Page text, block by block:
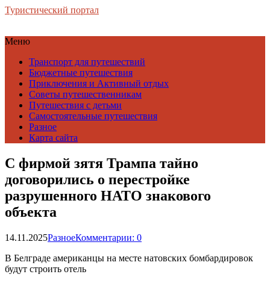
Туристический портал
Меню
Транспорт для путешествий
Бюджетные путешествия
Приключения и Активный отдых
Советы путешественникам
Путешествия с детьми
Самостоятельные путешествия
Разное
Карта сайта
С фирмой зятя Трампа тайно
договорились о перестройке
разрушенного НАТО знакового
объекта
14.11.2025РазноеКомментарии: 0
В Белграде американцы на месте натовских бомбардировок
будут строить отель